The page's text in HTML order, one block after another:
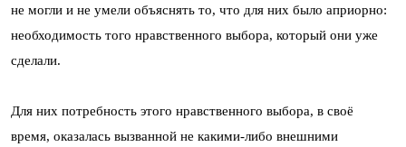
не могли и не умели объяснять то, что для них было априорно:
необходимость того нравственного выбора, который они уже
сделали.
Для них потребность этого нравственного выбора, в своё
время, оказалась вызванной не какими-либо внешними